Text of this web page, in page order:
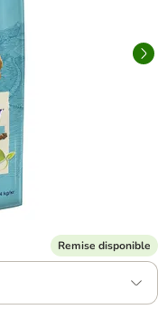
Remise disponible